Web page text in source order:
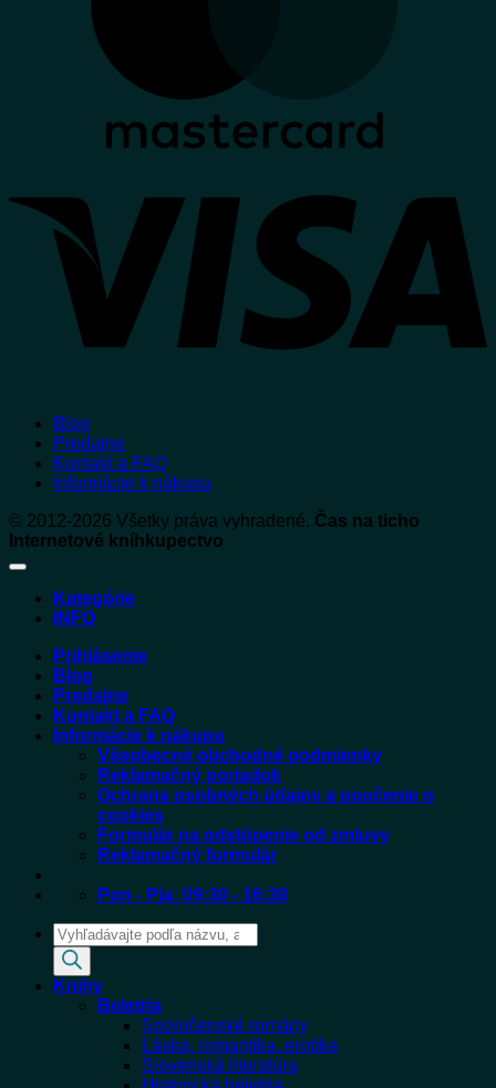
Blog
Predajne
Kontakt a FAQ
Informácie k nákupu
© 2012-2026 Všetky práva vyhradené. Čas na ticho
Internetové kníhkupectvo
Kategórie
INFO
Prihlásenie
Blog
Predajne
Kontakt a FAQ
Informácie k nákupu
Všeobecné obchodné podmienky
Reklamačný poriadok
Ochrana osobných údajov a poučenie o
cookies
Formulár na odstúpenie od zmluvy
Reklamačný formulár
Pon - Pia: 09:30 - 16:30
Products
search
Knihy
Beletria
Spoločenské romány
Láska, romantika, erotika
Slovenská literatúra